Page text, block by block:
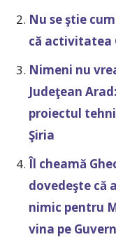
Nu se ştie
că activitatea
Nimeni nu
Judeţean
proiectul
Şiria
Îl cheamă
dovedeşte că
nimic pentru
vina pe Guvern